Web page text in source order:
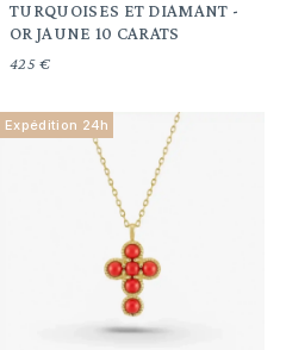
TURQUOISES ET DIAMANT -
OR JAUNE 10 CARATS
425 €
Expédition 24h